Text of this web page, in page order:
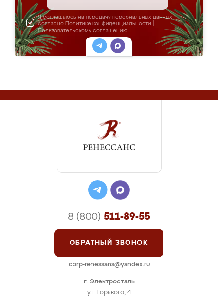
Я соглашаюсь на передачу персональных данных
согласно Политике конфиденциальности
Пользовательскому соглашению
г. Электросталь
ул. Горького, 4
8 (800) 511-89-55
ОБРАТНЫЙ ЗВОНОК
corp-renessans@yandex.ru